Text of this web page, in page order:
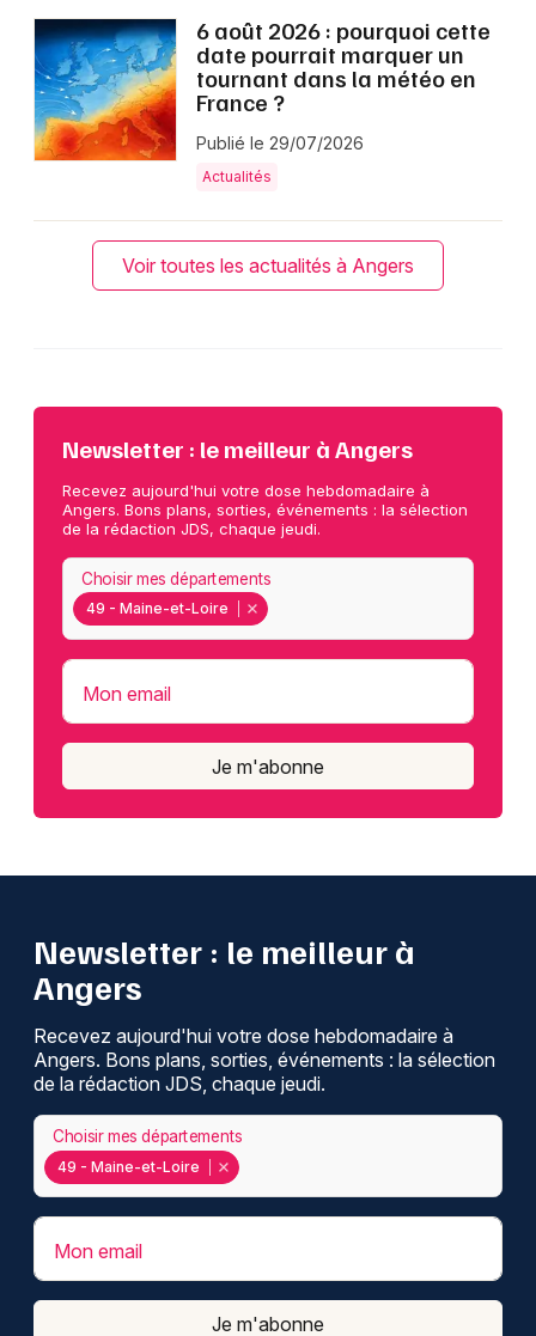
6 août 2026 : pourquoi cette
date pourrait marquer un
tournant dans la météo en
France ?
Publié le 29/07/2026
Actualités
Voir toutes les actualités à Angers
Newsletter : le meilleur à Angers
Recevez aujourd'hui votre dose hebdomadaire à
Angers. Bons plans, sorties, événements : la sélection
de la rédaction JDS, chaque jeudi.
49 - Maine-et-Loire
Choisir mes départements
Mon email
Je m'abonne
Newsletter : le meilleur à
Angers
Recevez aujourd'hui votre dose hebdomadaire à
Angers. Bons plans, sorties, événements : la sélection
de la rédaction JDS, chaque jeudi.
49 - Maine-et-Loire
Choisir mes départements
Mon email
Je m'abonne